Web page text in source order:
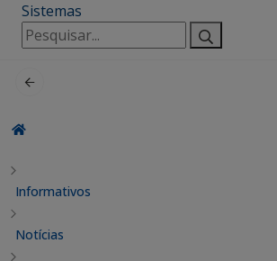
Sistemas
Pesquisar
por:
Informativos
Notícias